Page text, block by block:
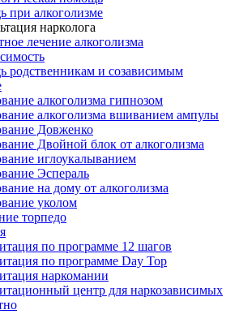
при алкоголизме
нарколога
лечение алкоголизма
родственникам и созависимым
алкоголизма гипнозом
алкоголизма вшиванием ампулы
Довженко
Двойной блок от алкоголизма
иглоукалыванием
Эспераль
на дому от алкоголизма
уколом
торпедо
по программе 12 шагов
по программе Day Top
наркомании
центр для наркозависимых